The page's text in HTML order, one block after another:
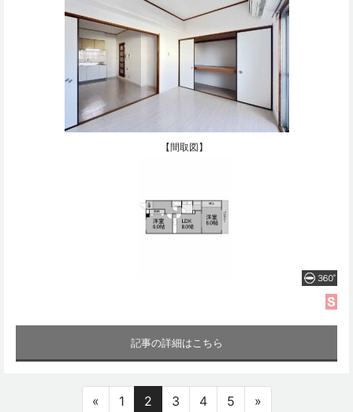
【間取図】
記事の詳細はこちら
« 1 2 3 4 5 »